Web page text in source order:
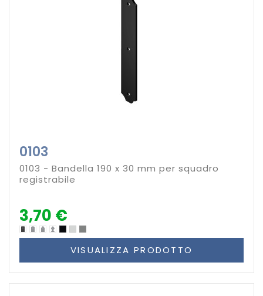
0103
0103 - Bandella 190 x 30 mm per squadro
registrabile
3,70 €
VISUALIZZA PRODOTTO